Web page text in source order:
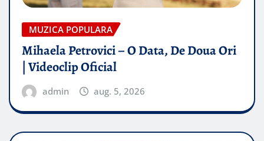
MUZICA POPULARA
Mihaela Petrovici – O Data, De Doua Ori
| Videoclip Oficial
admin aug. 5, 2026